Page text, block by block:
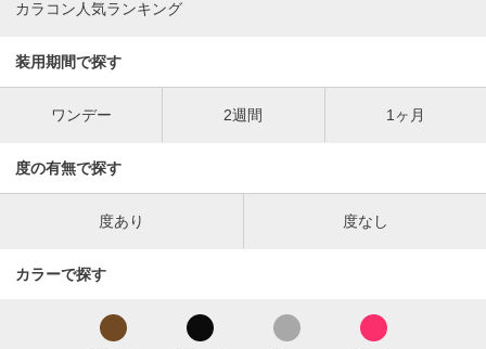
カラコン人気ランキング
装用期間で探す
ワンデー 2週間 1ヶ月
度の有無で探す
度あり 度なし
カラーで探す